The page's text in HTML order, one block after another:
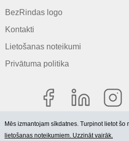
BezRindas logo
Kontakti
Lietošanas noteikumi
Privātuma politika
Mēs izmantojam sīkdatnes. Turpinot lietot šo
lietošanas noteikumiem. Uzzināt vairāk.